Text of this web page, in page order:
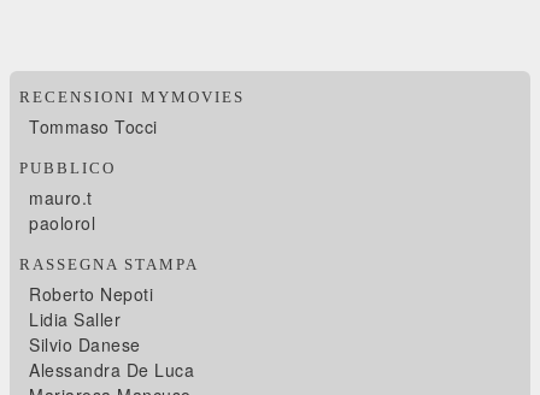
RECENSIONI MYMOVIES
Tommaso Tocci
PUBBLICO
mauro.t
paolorol
RASSEGNA STAMPA
Roberto Nepoti
Lidia Saller
Silvio Danese
Alessandra De Luca